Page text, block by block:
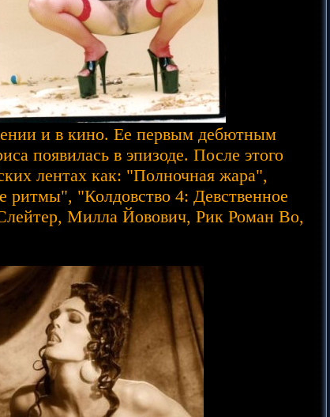
и в кино. Ее первым дебютным
появилась в эпизоде. После этого
лентах как: "Полночная жара",
"Колдовство 4: Девственное
Милла Йовович, Рик Роман Во,